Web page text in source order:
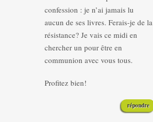
confession : je n’ai jamais lu
aucun de ses livres. Ferais-je de la
résistance? Je vais ce midi en
chercher un pour être en
communion avec vous tous.
Profitez bien!
répondre